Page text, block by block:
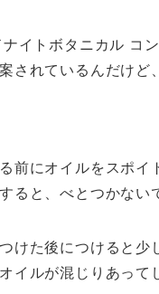
イトボタニカル コ
されているんだけど
前にオイルをスポ
ると、べとつかない
けた後につけると
イルが混じりあって